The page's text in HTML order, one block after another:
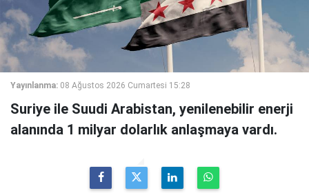
Yayınlanma: 08 Ağustos 2026 Cumartesi 15:28
Suriye ile Suudi Arabistan, yenilenebilir enerji
alanında 1 milyar dolarlık anlaşmaya vardı.